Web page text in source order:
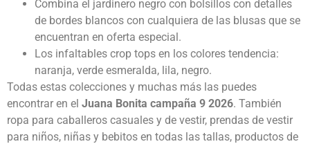
Combina el jardinero negro con bolsillos con detalles
de bordes blancos con cualquiera de las blusas que se
encuentran en oferta especial.
Los infaltables crop tops en los colores tendencia:
naranja, verde esmeralda, lila, negro.
Todas estas colecciones y muchas más las puedes
encontrar en el Juana Bonita campaña 9 2026. También
ropa para caballeros casuales y de vestir, prendas de vestir
para niños, niñas y bebitos en todas las tallas, productos de